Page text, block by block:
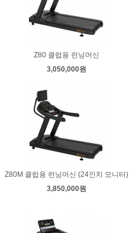
Z80 클럽용 런닝머신
3,050,000원
Z80M 클럽용 런닝머신 (24인치 모니터)
3,850,000원